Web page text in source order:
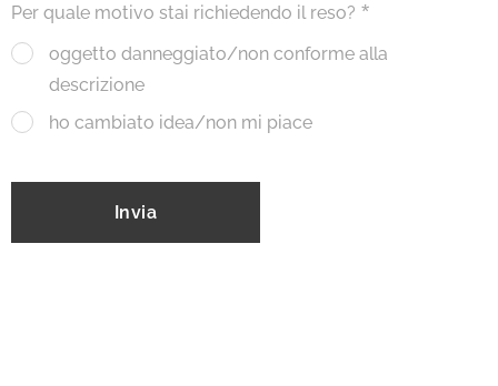
Per quale motivo stai richiedendo il reso?
oggetto danneggiato/non conforme alla
descrizione
ho cambiato idea/non mi piace
Invia